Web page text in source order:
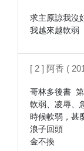
求主原諒我沒
我越來越軟弱
[ 2 ] 阿香 (
哥林多後書
軟弱、凌辱、
時候軟弱，甚
浪子回頭
金不換